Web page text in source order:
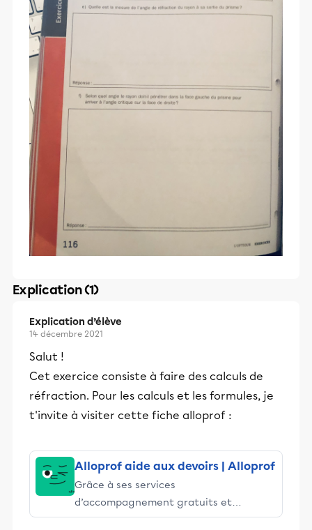
Explication (1)
Explication d’élève
14 décembre 2021
Salut !
Cet exercice consiste à faire des calculs de
réfraction. Pour les calculs et les formules, je
t'invite à visiter cette fiche alloprof :
Alloprof aide aux devoirs | Alloprof
Grâce à ses services
d’accompagnement gratuits et
stimulants, Alloprof engage les élèves